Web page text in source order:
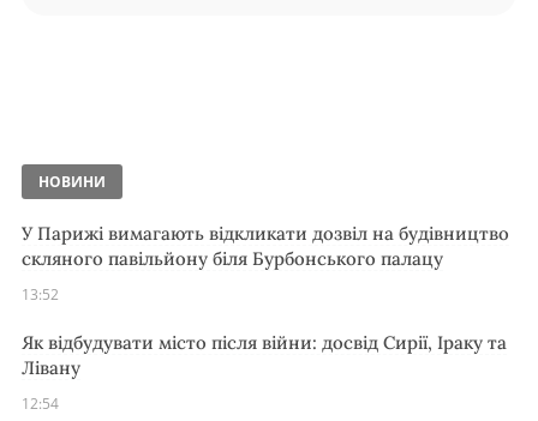
НОВИНИ
У Парижі вимагають відкликати дозвіл на будівництво
скляного павільйону біля Бурбонського палацу
13:52
Як відбудувати місто після війни: досвід Сирії, Іраку та
Лівану
12:54